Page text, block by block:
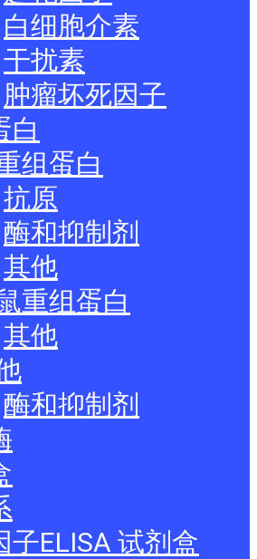
白细胞介素
干扰素
肿瘤坏死因子
白
组蛋白
抗原
酶和抑制剂
其他
重组蛋白
其他
酶和抑制剂
子ELISA 试剂盒